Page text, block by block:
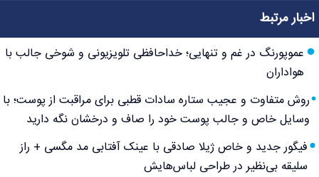
اخبار مرتبط
عموپورنگ در غم و تنهایی؛ خداحافظی تلویزیونی و شوخی جالب با
هواداران
روش متفاوت و عجیب ستاره سادات قطبی برای مراقبت از پوست؛ با
وسایل خاص و جالب پوست خود را صاف و درخشان نگه دارید
فیگور جدید و خاص ژیلا صادقی با عینک آفتابی مد مگسی + راز
سلیقه بی‌نظیر در طراحی لباس‌هایش